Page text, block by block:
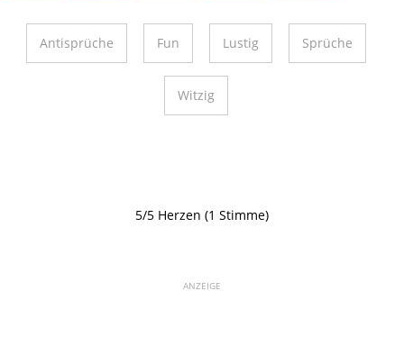
Antisprüche Fun Lustig Sprüche
Witzig
5/5 Herzen (1 Stimme)
ANZEIGE